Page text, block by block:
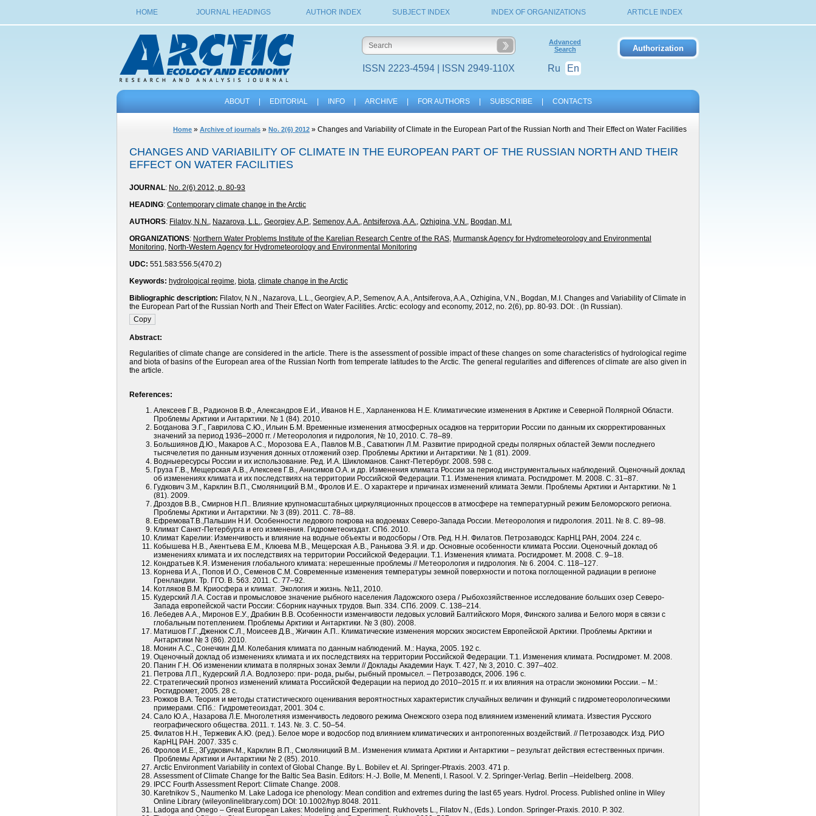
HOME JOURNAL HEADINGS AUTHOR INDEX SUBJECT INDEX INDEX OF ORGANIZATIONS ARTICLE INDEX
ISSN 2223-4594 | ISSN 2949-110X
Advanced
Search
Ru En
ABOUT EDITORIAL INFO ARCHIVE FOR AUTHORS SUBSCRIBE CONTACTS
Home » Archive of journals » No. 2(6) 2012 » Changes and Variability of Climate in the European Part of the Russian North and Their Effect on Water Facilities
CHANGES AND VARIABILITY OF CLIMATE IN THE EUROPEAN PART OF THE RUSSIAN NORTH AND THEIR
EFFECT ON WATER FACILITIES
JOURNAL: No. 2(6) 2012, p. 80-93
HEADING: Contemporary climate change in the Arctic
AUTHORS: Filatov, N.N., Nazarova, L.L., Georgiev, A.P., Semenov, A.A.,Antsiferova, A.A., Ozhigina, V.N., Bogdan, M.I.
ORGANIZATIONS: Northern Water Problems Institute of the Karelian Research Centre of the RAS, Murmansk Agency for Hydrometeorology and Environmental
Monitoring, North-Western Agency for Hydrometeorology and Environmental Monitoring
UDC: 551.583:556.5(470.2)
Keywords: hydrological regime, biota, climate change in the Arctic
Bibliographic description: Filatov, N.N., Nazarova, L.L., Georgiev, A.P., Semenov, A.A., Antsiferova, A.A., Ozhigina, V.N., Bogdan, M.I. Changes and Variability of Climate in
the European Part of the Russian North and Their Effect on Water Facilities. Arctic: ecology and economy, 2012, no. 2(6), pp. 80-93. DOI: . (In Russian).
Abstract:
Regularities of climate change are considered in the article. There is the assessment of possible impact of these changes on some characteristics of hydrological regime
and biota of basins of the European area of the Russian North from temperate latitudes to the Arctic. The general regularities and differences of climate are also given in
the article.
References:
Алексеев Г.В., Радионов В.Ф., Александров Е.И., Иванов Н.Е., Харланенкова Н.Е. Климатические изменения в Арктике и Северной Полярной Области.
Проблемы Арктики и Антарктики. № 1 (84). 2010.
Богданова Э.Г., Гаврилова С.Ю., Ильин Б.М. Временные изменения атмосферных осадков на территории России по данным их скорректированных
значений за период 1936–2000 гг. / Метеорология и гидрология, № 10, 2010. С. 78–89.
Большиянов Д.Ю., Макаров А.С., Морозова Е.А., Павлов М.В., Саватюгин Л.М. Развитие природной среды полярных областей Земли последнего
тысячелетия по данным изучения донных отложений озер. Проблемы Арктики и Антарктики. № 1 (81). 2009.
Водныересурсы России и их использование. Ред. И.А. Шикломанов. Санкт-Петербург. 2008. 598 с.
Груза Г.В., Мещерская А.В., Алексеев Г.В., Анисимов О.А. и др. Изменения климата России за период инструментальных наблюдений. Оценочный доклад
об изменениях климата и их последствиях на территории Российской Федерации. Т.1. Изменения климата. Росгидромет. М. 2008. С. 31–87.
Гудкович З.М., Карклин В.П., Смоляницкий В.М., Фролов И.Е.. О характере и причинах изменений климата Земли. Проблемы Арктики и Антарктики. № 1
(81). 2009.
Дроздов В.В., Смирнов Н.П.. Влияние крупномасштабных циркуляционных процессов в атмосфере на температурный режим Беломорского региона.
Проблемы Арктики и Антарктики. № 3 (89). 2011. С. 78–88.
ЕфремоваТ.В.,Пальшин Н.И. Особенности ледового покрова на водоемах Северо-Запада России. Метеорология и гидрология. 2011. № 8. С. 89–98.
Климат Санкт-Петербурга и его изменения. Гидрометеоиздат. СПб. 2010.
Климат Карелии: Изменчивость и влияние на водные объекты и водосборы / Отв. Ред. Н.Н. Филатов. Петрозаводск: КарНЦ РАН, 2004. 224 с.
Кобышева Н.В., Акентьева Е.М., Клюева М.В., Мещерская А.В., Ранькова Э.Я. и др. Основные особенности климата России. Оценочный доклад об
изменениях климата и их последствиях на территории Российской Федерации. Т.1. Изменения климата. Росгидромет. М. 2008. С. 9–18.
Кондратьев К.Я. Изменения глобального климата: нерешенные проблемы // Метеорология и гидрология. № 6. 2004. С. 118–127.
Корнева И.А., Попов И.О., Семенов С.М. Современные изменения температуры земной поверхности и потока поглощенной радиации в регионе
Гренландии. Тр. ГГО. В. 563. 2011. С. 77–92.
Котляков В.М. Криосфера и климат. Экология и жизнь. №11, 2010.
Кудерский Л.А. Состав и промысловое значение рыбного населения Ладожского озера / Рыбохозяйственное исследование больших озер Северо-
Запада европейской части России: Сборник научных трудов. Вып. 334. СПб. 2009. С. 138–214.
Лебедев А.А., Миронов Е.У., Драбкин В.В. Особенности изменчивости ледовых условий Балтийского Моря, Финского залива и Белого моря в связи с
глобальным потеплением. Проблемы Арктики и Антарктики. № 3 (80). 2008.
Матишов Г.Г.,Дженюк С.Л., Моисеев Д.В., Жичкин А.П.. Климатические изменения морских экосистем Европейской Арктики. Проблемы Арктики и
Антарктики № 3 (86). 2010.
Монин А.С., Сонечкин Д.М. Колебания климата по данным наблюдений. М.: Наука, 2005. 192 с.
Оценочный доклад об изменениях климата и их последствиях на территории Российской Федерации. Т.1. Изменения климата. Росгидромет. М. 2008.
Панин Г.Н. Об изменении климата в полярных зонах Земли // Доклады Академии Наук. Т. 427, № 3, 2010. С. 397–402.
Петрова Л.П., Кудерский Л.А. Водлозеро: при- рода, рыбы, рыбный промысел. – Петрозаводск, 2006. 196 с.
Стратегический прогноз изменений климата Российской Федерации на период до 2010–2015 гг. и их влияния на отрасли экономики России. – М.:
Росгидромет, 2005. 28 с.
Рожков В.А. Теория и методы статистического оценивания вероятностных характеристик случайных величин и функций с гидрометеорологическими
примерами. СПб.: Гидрометеоиздат, 2001. 304 с.
Сало Ю.А., Назарова Л.Е. Многолетняя изменчивость ледового режима Онежского озера под влиянием изменений климата. Известия Русского
географического общества. 2011. т. 143. №. 3. С. 50–54.
Филатов Н.Н., Тержевик А.Ю. (ред.). Белое море и водосбор под влиянием климатических и антропогенных воздействий. // Петрозаводск. Изд. РИО
КарНЦ РАН. 2007. 335 с.
Фролов И.Е., ЗГудкович.М., Карклин В.П., Смоляницкий В.М.. Изменения климата Арктики и Антарктики – результат действия естественных причин.
Проблемы Арктики и Антарктики № 2 (85). 2010.
Arctic Environment Variability in context of Global Change. By L. Bobilev et. Al. Springer-Ptraxis. 2003. 471 p.
Assessment of Climate Change for the Baltic Sea Basin. Editors: H.-J. Bolle, M. Menenti, I. Rasool. V. 2. Springer-Verlag. Berlin –Heidelberg. 2008.
IPCC Fourth Assessment Report: Climate Change. 2008.
Karetnikov S., Naumenko M. Lake Ladoga ice phenology: Mean condition and extremes during the last 65 years. Hydrol. Process. Published online in Wiley
Online Library (wileyonlinelibrary.com) DOI: 10.1002/hyp.8048. 2011.
Ladoga and Onego – Great European Lakes: Modeling and Experiment. Rukhovets L., Filatov N., (Eds.). London. Springer-Praxis. 2010. P. 302.